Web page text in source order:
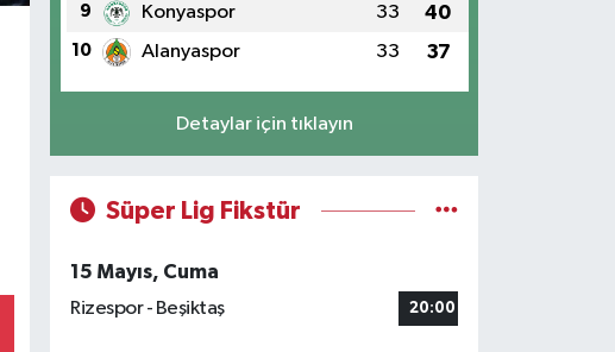
9 Konyaspor 33 40
10 Alanyaspor 33 37
Detaylar için tıklayın
Süper Lig Fikstür
15 Mayıs, Cuma
Rizespor - Beşiktaş
20:00